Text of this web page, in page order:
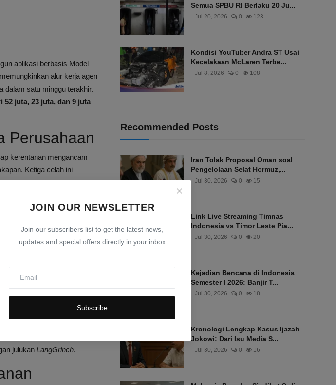
JOIN OUR NEWSLETTER
Join our subscribers list to get the latest news,
updates and special offers directly in your inbox
Subscribe
aplikasi berbasis Model
alur kerja agen
dalam satu minggu terakhir,
juta, 23 juta, dan 9 juta
Perusahaan
kerentanan mengancam
Ketiga celah ini
di file
menggunakan template
dapat membocorkan kunci
salah mengartikan data
checkpoint di LangGraph.
perintah SQL berbahaya
Docker, pencurian rahasia
Perlu dicatat, kerentanan
julukan LangGrinch.
Semua SPBU RI Berlaku 20 Ju...
Jul 20, 2026 0 123
Kondisi YouTuber Andra ST Usai
Kecelakaan McLaren Terbe...
Jul 8, 2026 0 108
Recommended Posts
Iran Tolak Proposal Oman soal
Pengelolaan Selat Hormuz,...
Jul 30, 2026 0 15
Link Live Streaming Timnas
Indonesia vs Timor Leste Pia...
Jul 30, 2026 0 20
Kejadian Bencana di Indonesia
Semester I 2026: Banjir T...
Jul 30, 2026 0 18
Kronologi Lengkap Kasus Ijazah
Jokowi: Dari Isu Media S...
Jul 30, 2026 0 16